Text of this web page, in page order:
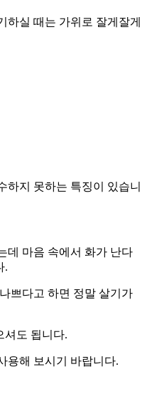
하실 때는 가위로 잘게잘게
하지 못하는 특징이 있습니
데 마음 속에서 화가 난다
.
쁘다고 하면 정말 살기가
셔도 됩니다.
용해 보시기 바랍니다.